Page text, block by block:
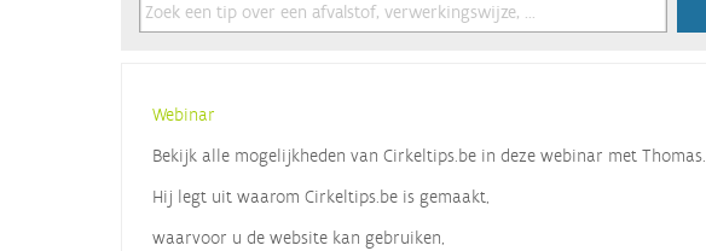
Webinar
Bekijk alle mogelijkheden van Cirkeltips.be in deze webinar met Thomas.
Hij legt uit waarom Cirkeltips.be is gemaakt,
waarvoor u de website kan gebruiken,